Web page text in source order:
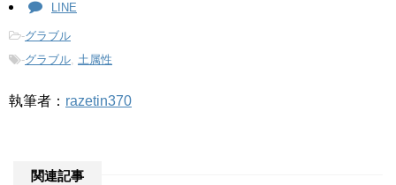
LINE
-グラブル
-グラブル, 土属性
執筆者： razetin370
関連記事